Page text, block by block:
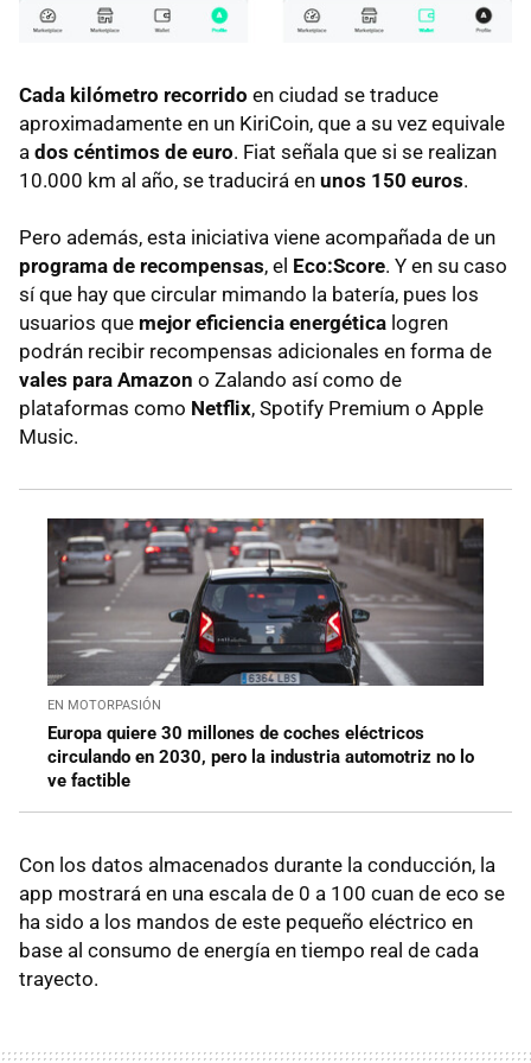
Cada kilómetro recorrido en ciudad se traduce
aproximadamente en un KiriCoin, que a su vez equivale
a dos céntimos de euro. Fiat señala que si se realizan
10.000 km al año, se traducirá en unos 150 euros.
Pero además, esta iniciativa viene acompañada de un
programa de recompensas, el Eco:Score. Y en su caso
sí que hay que circular mimando la batería, pues los
usuarios que mejor eficiencia energética logren
podrán recibir recompensas adicionales en forma de
vales para Amazon o Zalando así como de
plataformas como Netflix, Spotify Premium o Apple
Music.
EN MOTORPASIÓN
Europa quiere 30 millones de coches eléctricos
circulando en 2030, pero la industria automotriz no lo
ve factible
Con los datos almacenados durante la conducción, la
app mostrará en una escala de 0 a 100 cuan de eco se
ha sido a los mandos de este pequeño eléctrico en
base al consumo de energía en tiempo real de cada
trayecto.